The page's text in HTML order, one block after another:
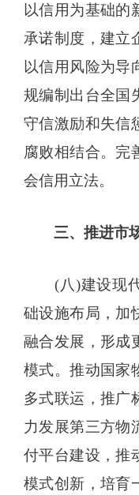
以信用为基础的
承诺制度，建立
以信用风险为导
规编制出台全国
守信激励和失信
腐败相结合。完
会信用立法。
三、推进市场
(八)建设现代
础设施布局，加
融合发展，形成
模式。推动国家
多式联运，推广
力发展第三方物
付平台建设，推
模式创新，培育